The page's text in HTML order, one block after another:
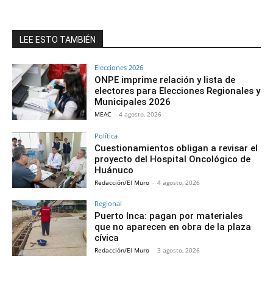
LEE ESTO TAMBIÉN
Elecciones 2026
ONPE imprime relación y lista de
electores para Elecciones Regionales y
Municipales 2026
MEAC - 4 agosto, 2026
Política
Cuestionamientos obligan a revisar el
proyecto del Hospital Oncológico de
Huánuco
Redacción/El Muro - 4 agosto, 2026
Regional
Puerto Inca: pagan por materiales
que no aparecen en obra de la plaza
cívica
Redacción/El Muro - 3 agosto, 2026